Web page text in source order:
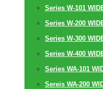
Series W-101
Series W-200
Series W-300
Series W-400
Series WA-101
Sereis WA-200